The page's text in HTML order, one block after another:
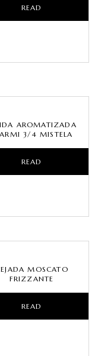
READ
AROMATIZADA
3/4 MISTELA
READ
MOSCATO
FRIZZANTE
READ